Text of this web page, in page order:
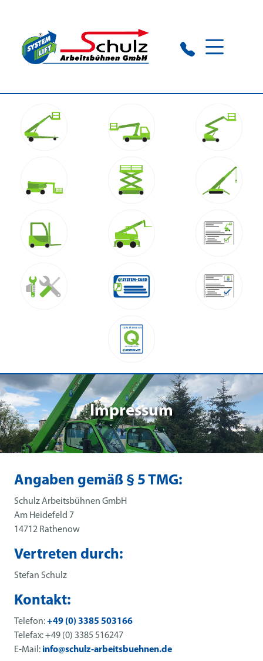
Rathenow:+49 (0) 33 85 503 166
Impressum
Angaben gemäß § 5 TMG:
Schulz Arbeitsbühnen GmbH
Am Heidefeld 7
14712 Rathenow
Vertreten durch:
Stefan Schulz
Kontakt:
Telefon:+49 (0) 3385 503166
Telefax: +49 (0) 3385 516247
E-Mail: info@schulz-arbeitsbuehnen.de